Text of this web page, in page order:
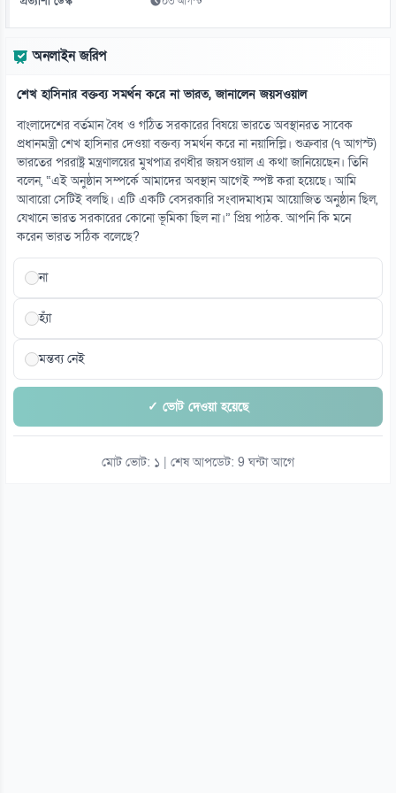
০৮ আগস্ট
১৪
এআইভিত্তিক সমাধানে এগোতে চায় দেশের আইএসপি খাত
০৮ আগস্ট
১৫
শিশুদের ক্ষতির অভিযোগে মেটাকে ৫৭ কোটি ডলার জরিমানা
০৮ আগস্ট
অনলাইন জরিপ
শেখ হাসিনার বক্তব্য সমর্থন করে না ভারত, জানালেন জয়সওয়াল
বাংলাদেশের বর্তমান বৈধ ও গঠিত সরকারের বিষয়ে ভারতে অবস্থানরত সাবেক
প্রধানমন্ত্রী শেখ হাসিনার দেওয়া বক্তব্য সমর্থন করে না নয়াদিল্লি। শুক্রবার (৭ আগস্ট)
ভারতের পররাষ্ট্র মন্ত্রণালয়ের মুখপাত্র রণধীর জয়সওয়াল এ কথা জানিয়েছেন। তিনি
বলেন, “এই অনুষ্ঠান সম্পর্কে আমাদের অবস্থান আগেই স্পষ্ট করা হয়েছে। আমি
আবারো সেটিই বলছি। এটি একটি বেসরকারি সংবাদমাধ্যম আয়োজিত অনুষ্ঠান ছিল,
যেখানে ভারত সরকারের কোনো ভূমিকা ছিল না।” প্রিয় পাঠক. আপনি কি মনে
করেন ভারত সঠিক বলেছে?
না
হ্যাঁ
মন্তব্য নেই
✓ ভোট দেওয়া হয়েছে
মোট ভোট: ১ | শেষ আপডেট: 9 ঘন্টা আগে